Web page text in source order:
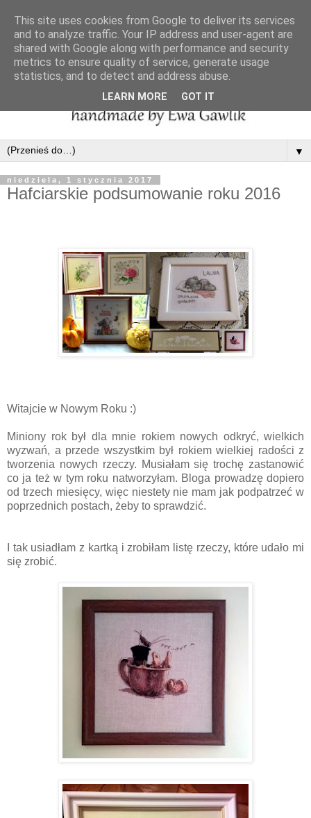
▼
niedziela, 1 stycznia 2017
Hafciarskie podsumowanie roku 2016
Witajcie w Nowym Roku :)
Miniony rok był dla mnie rokiem nowych odkryć, wielkich
wyzwań, a przede wszystkim był rokiem wielkiej radości z
tworzenia nowych rzeczy. Musiałam się trochę zastanowić
co ja też w tym roku natworzyłam. Bloga prowadzę dopiero
od trzech miesięcy, więc niestety nie mam jak podpatrzeć w
poprzednich postach, żeby to sprawdzić.
I tak usiadłam z kartką i zrobiłam listę rzeczy, które udało mi
się zrobić.
This site uses cookies from Google to deliver its services
and to analyze traffic. Your IP address and user-agent are
shared with Google along with performance and security
metrics to ensure quality of service, generate usage
statistics, and to detect and address abuse.
LEARN MORE GOT IT